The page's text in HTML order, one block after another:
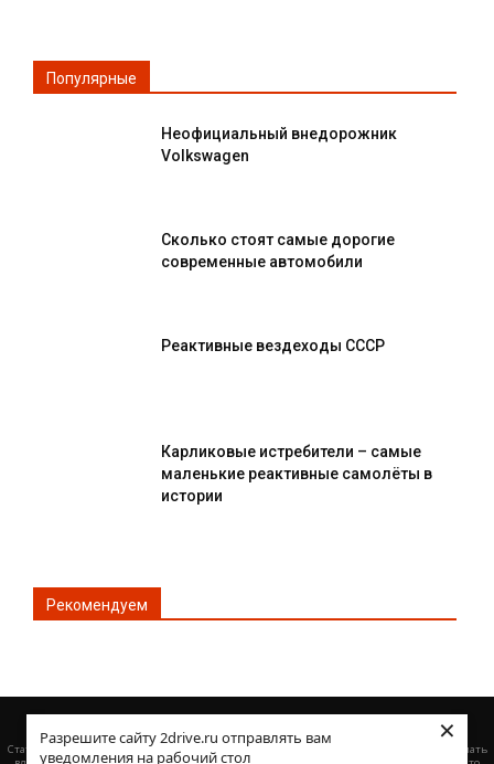
Разрешите сайту 2drive.ru отправлять вам
уведомления на рабочий стол
×
Популярные
Неофициальный внедорожник
Volkswagen
Сколько стоят самые дорогие
современные автомобили
Реактивные вездеходы СССР
Карликовые истребители – самые
маленькие реактивные самолёты в
истории
Рекомендуем
Статьи : Как выбрать подходящую транспортную компанию ·
Выкуп битых авто: что делать